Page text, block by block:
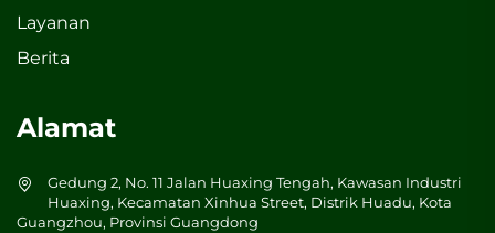
Layanan
Berita
Alamat
Gedung 2, No. 11 Jalan Huaxing Tengah, Kawasan Industri
Huaxing, Kecamatan Xinhua Street, Distrik Huadu, Kota
Guangzhou, Provinsi Guangdong